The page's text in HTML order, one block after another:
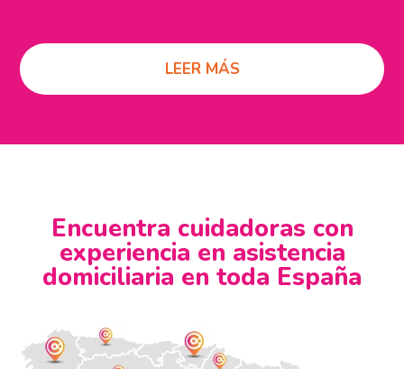
LEER MÁS
Encuentra cuidadoras con
experiencia en asistencia
domiciliaria en toda España